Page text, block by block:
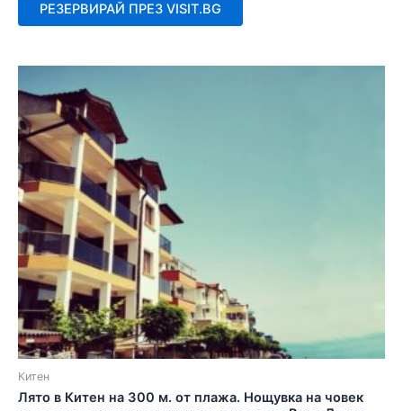
РЕЗЕРВИРАЙ ПРЕЗ VISIT.BG
Китен
Лято в Китен на 300 м. от плажа. Нощувка на човек